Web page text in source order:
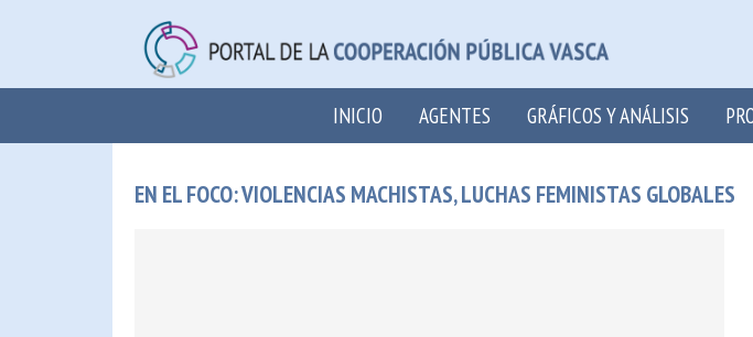
INICIO AGENTES GRÁFICOS Y ANÁLISIS
EN EL FOCO: VIOLENCIAS MACHISTAS, LUCHAS FEMINISTAS GLOBALES